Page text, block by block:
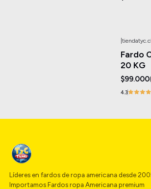
Agotado
tiendatyc.cl
Fardo
20 KG
$99.000
4.3
Líderes en fardos de ropa americana desde
Importamos Fardos ropa Americana premium